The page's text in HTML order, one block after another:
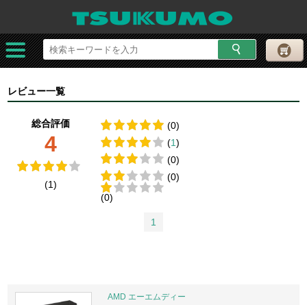
レビュー一覧
総合評価
4
(1)
(0)
(1)
(0)
(0)
(0)
1
AMD エーエムディー